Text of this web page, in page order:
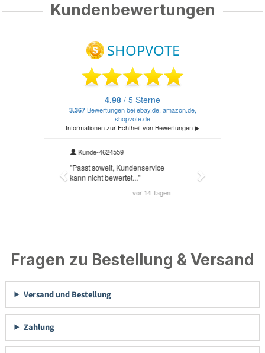
Kundenbewertungen
Fragen zu Bestellung & Versand
Versand und Bestellung
Zahlung